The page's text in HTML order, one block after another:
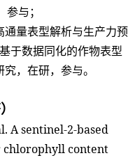
参与；
量表型解析与生产力预
于数据同化的作物表型
，在研，参与。
A sentinel-2-based
content